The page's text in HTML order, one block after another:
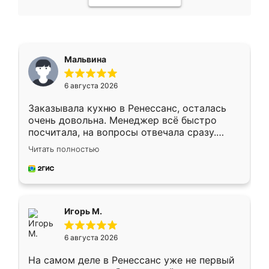
Мальвина
6 августа 2026
Заказывала кухню в Ренессанс, осталась
очень довольна. Менеджер всё быстро
посчитала, на вопросы отвечала сразу.
Замерщик приехал в субботу, подошёл к
делу со всей ответственностью. Собрали
за день, ребята работали аккуратно, даже
Читать полностью
Игорь М.
6 августа 2026
На самом деле в Ренессанс уже не первый